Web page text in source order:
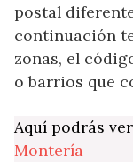
postal
continuación
zonas, el
o barrios que
Aquí podrás
Montería